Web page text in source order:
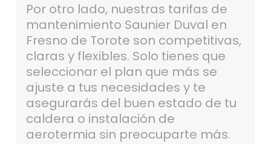
Por otro lado, nuestras tarifas de
mantenimiento Saunier Duval en
Fresno de Torote son competitivas,
claras y flexibles. Solo tienes que
seleccionar el plan que más se
ajuste a tus necesidades y te
asegurarás del buen estado de tu
caldera o instalación de
aerotermia sin preocuparte más.